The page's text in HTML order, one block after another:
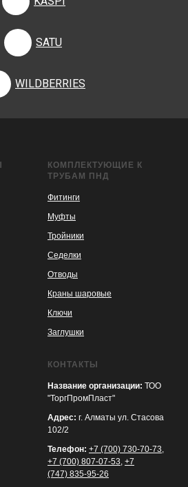
KASPI
SATU
SATU
WILDBERRIES
WILDBERRIES
КОМПЛЕКТУЮЩИЕ К
ТРУБАМ ПНД
Фитинги
Муфты
Тройники
Седелки
Отводы
Краны шаровые
Ключи
Заглушки
КОНТАКТЫ
Название организации: ТОО
"ТоргПромПласт"
Адрес: г. Алматы ул. Стасова
102/2
Телефон: +7 (700) 730-70-73,
+7 (700) 807-07-53, +7
(747) 835-95-26